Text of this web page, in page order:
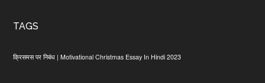
TAGS
क्रिसमस पर निबंध | Motivational Christmas Essay In Hindi 2023